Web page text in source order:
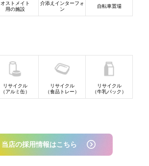
オストメイト
用の施設
介添えインターフォ
ン
自転車置場
リサイクル
（アルミ缶）
リサイクル
（食品トレー）
リサイクル
（牛乳パック）
当店の採用情報はこちら